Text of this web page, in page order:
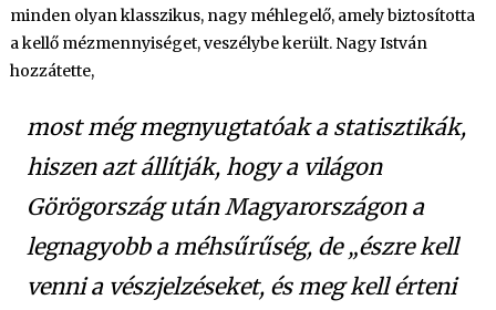
minden olyan klasszikus, nagy méhlegelő, amely biztosította
a kellő mézmennyiséget, veszélybe került. Nagy István
hozzátette,
most még megnyugtatóak a statisztikák,
hiszen azt állítják, hogy a világon
Görögország után Magyarországon a
legnagyobb a méhsűrűség, de „észre kell
venni a vészjelzéseket, és meg kell érteni